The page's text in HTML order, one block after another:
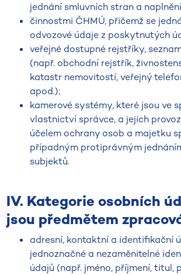
jednání smluvních stran a
činnostmi ČHMÚ, přičemž se
odvozové údaje z poskytnutých
veřejné dostupné rejstříky,
(např. obchodní rejstřík,
katastr nemovitostí, veřejný
apod.);
kamerové systémy, které jsou ve
vlastnictví správce, a jejich
účelem ochrany osob a majetku
případným protiprávným
subjektů.
IV. Kategorie osobních
jsou předmětem
adresní, kontaktní a identifikační
jednoznačné a nezaměnitelné
údajů (např. jméno, příjmení, titul,